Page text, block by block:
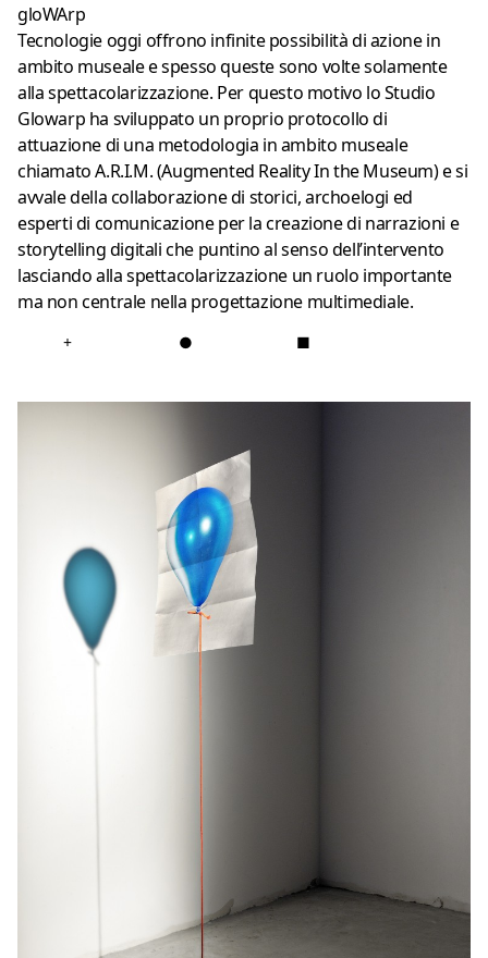
gloWArp
Tecnologie oggi offrono infinite possibilità di azione in
ambito museale e spesso queste sono volte solamente
alla spettacolarizzazione. Per questo motivo lo Studio
Glowarp ha sviluppato un proprio protocollo di
attuazione di una metodologia in ambito museale
chiamato A.R.I.M. (Augmented Reality In the Museum) e si
avvale della collaborazione di storici, archoelogi ed
esperti di comunicazione per la creazione di narrazioni e
storytelling digitali che puntino al senso dell’intervento
lasciando alla spettacolarizzazione un ruolo importante
ma non centrale nella progettazione multimediale.
+ ● ■